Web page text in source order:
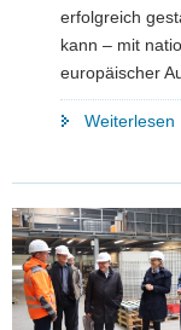
erfolgreich
kann – mit
europäischer
Weiterlesen